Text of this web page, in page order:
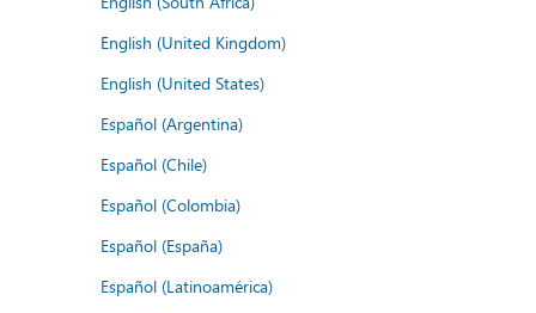
English (United Kingdom)
English (United States)
Español (Argentina)
Español (Chile)
Español (Colombia)
Español (España)
Español (Latinoamérica)